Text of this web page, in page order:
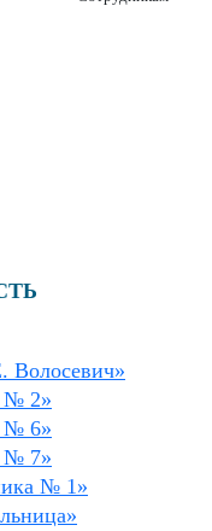
Волосевич»
№ 2»
№ 6»
№ 7»
№ 1»